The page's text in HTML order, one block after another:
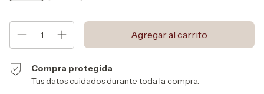
Compra protegida
Tus datos cuidados durante toda la compra.